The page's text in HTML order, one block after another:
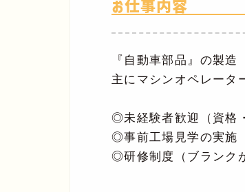
お仕事内容
『自動車部品』の製造
主にマシンオペレータ
◎未経験者歓迎（資格
◎事前工場見学の実施
◎研修制度（ブランク